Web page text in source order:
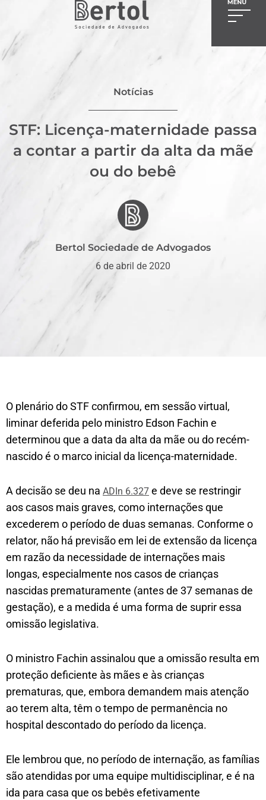
Notícias
STF: Licença-maternidade passa
a contar a partir da alta da mãe
ou do bebê
Bertol Sociedade de Advogados
6 de abril de 2020
O plenário do STF confirmou, em sessão virtual,
liminar deferida pelo ministro Edson Fachin e
determinou que a data da alta da mãe ou do recém-
nascido é o marco inicial da licença-maternidade.
A decisão se deu na ADIn 6.327 e deve se restringir
aos casos mais graves, como internações que
excederem o período de duas semanas. Conforme o
relator, não há previsão em lei de extensão da licença
em razão da necessidade de internações mais
longas, especialmente nos casos de crianças
nascidas prematuramente (antes de 37 semanas de
gestação), e a medida é uma forma de suprir essa
omissão legislativa.
O ministro Fachin assinalou que a omissão resulta em
proteção deficiente às mães e às crianças
prematuras, que, embora demandem mais atenção
ao terem alta, têm o tempo de permanência no
hospital descontado do período da licença.
Ele lembrou que, no período de internação, as famílias
são atendidas por uma equipe multidisciplinar, e é na
ida para casa que os bebês efetivamente